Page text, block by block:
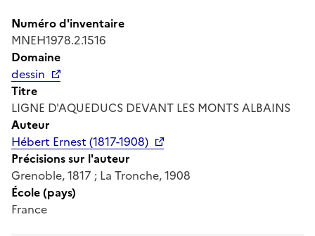
Numéro d'inventaire
MNEH1978.2.1516
Domaine
dessin
Titre
LIGNE D'AQUEDUCS DEVANT LES MONTS ALBAINS
Auteur
Hébert Ernest (1817-1908)
Précisions sur l'auteur
Grenoble, 1817 ; La Tronche, 1908
École (pays)
France